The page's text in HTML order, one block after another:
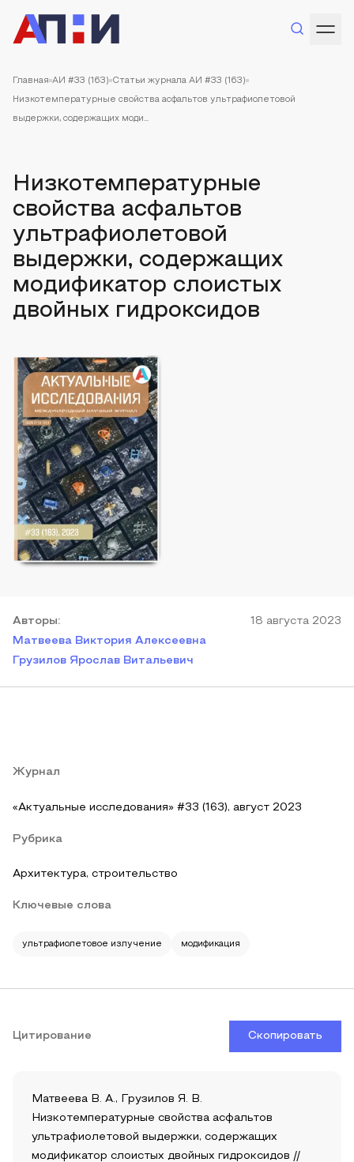
Главная АИ #33 (163) Статьи журнала АИ #33 (163)
Низкотемпературные свойства асфальтов ультрафиолетовой
выдержки, содержащих моди...
Низкотемпературные
свойства асфальтов
ультрафиолетовой
выдержки, содержащих
модификатор слоистых
двойных гидроксидов
Авторы:
Матвеева Виктория Алексеевна
Грузилов Ярослав Витальевич
18 августа 2023
Журнал
«Актуальные исследования» #33 (163), август 2023
Рубрика
Архитектура, строительство
Ключевые слова
ультрафиолетовое излучение модификация
Цитирование Скопировать
Матвеева В. А., Грузилов Я. В.
Низкотемпературные свойства асфальтов
ультрафиолетовой выдержки, содержащих
модификатор слоистых двойных гидроксидов //